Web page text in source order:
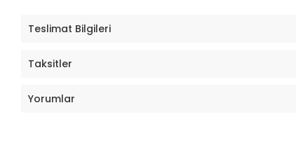
Teslimat Bilgileri
Taksitler
Yorumlar